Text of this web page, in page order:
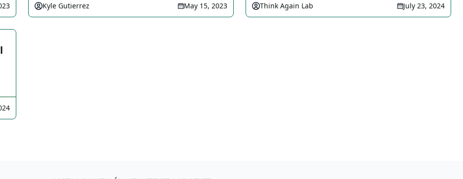
Kyle Gutierrez May 15, 2023 Think Again Lab July 23, 2024